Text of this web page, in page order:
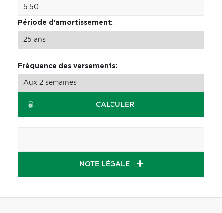
Période d'amortissement:
Fréquence des versements:
CALCULER
NOTE LÉGALE